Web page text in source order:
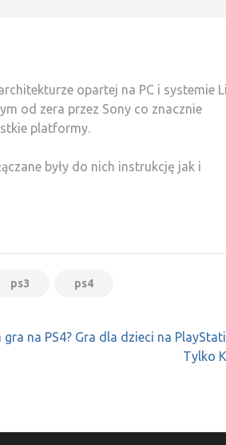
opartej na PC i systemie
od zera przez Sony co znacznie
platformy.
były do nich instrukcję jak i
ps3 ps4
gra na PS4? Gra dla dzieci na
Tylko